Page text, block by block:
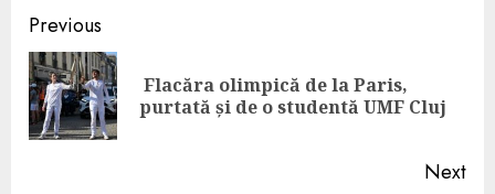
Continue
Reading
Previous
Flacăra olimpică de la Paris,
purtată și de o studentă UMF Cluj
Next